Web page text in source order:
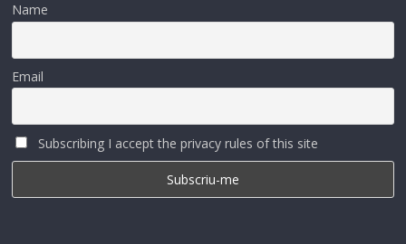
Name
Email
Subscribing I accept the privacy rules of this site